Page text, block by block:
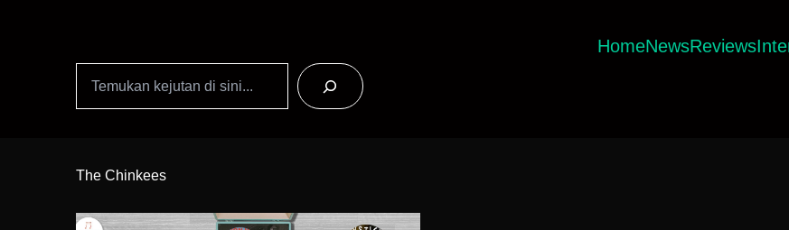
HomeNewsReviews
The Chinkees